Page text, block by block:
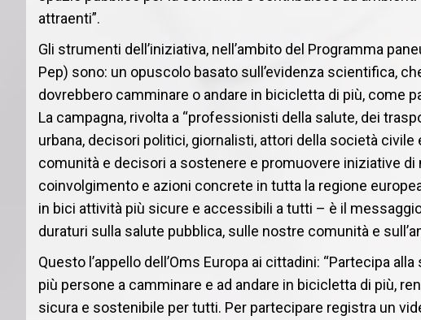
attraenti”.
Gli strumenti dell’iniziativa, nell’ambito del Programma
Pep) sono: un opuscolo basato sull’evidenza scientifica,
dovrebbero camminare o andare in bicicletta di più, come
La campagna, rivolta a “professionisti della salute, dei
urbana, decisori politici, giornalisti, attori della società civile
comunità e decisori a sostenere e promuovere iniziative
coinvolgimento e azioni concrete in tutta la regione
in bici attività più sicure e accessibili a tutti – è il
duraturi sulla salute pubblica, sulle nostre comunità e
Questo l’appello dell’Oms Europa ai cittadini: “Partecipa
più persone a camminare e ad andare in bicicletta di più,
sicura e sostenibile per tutti. Per partecipare registra un